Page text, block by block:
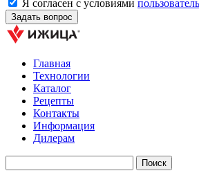
Я согласен с условиями
Главная
Технологии
Каталог
Рецепты
Контакты
Информация
Дилерам